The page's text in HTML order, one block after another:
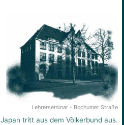
Lehrerseminar - Bochumer Straße
Japan tritt aus dem Völkerbund aus.